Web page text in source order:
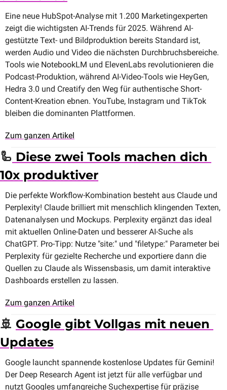
Eine neue HubSpot-Analyse mit 1.200 Marketingexperten
zeigt die wichtigsten AI-Trends für 2025. Während AI-
gestützte Text- und Bildproduktion bereits Standard ist,
werden Audio und Video die nächsten Durchbruchsbereiche.
Tools wie NotebookLM und ElevenLabs revolutionieren die
Podcast-Produktion, während AI-Video-Tools wie HeyGen,
Hedra 3.0 und Creatify den Weg für authentische Short-
Content-Kreation ebnen. YouTube, Instagram und TikTok
bleiben die dominanten Plattformen.
Zum ganzen Artikel
🦾 Diese zwei Tools machen dich
10x produktiver
Die perfekte Workflow-Kombination besteht aus Claude und
Perplexity! Claude brilliert mit menschlich klingenden Texten,
Datenanalysen und Mockups. Perplexity ergänzt das ideal
mit aktuellen Online-Daten und besserer AI-Suche als
ChatGPT. Pro-Tipp: Nutze "site:" und "filetype:" Parameter bei
Perplexity für gezielte Recherche und exportiere dann die
Quellen zu Claude als Wissensbasis, um damit interaktive
Dashboards erstellen zu lassen.
Zum ganzen Artikel
🚢 Google gibt Vollgas mit neuen
Updates
Google launcht spannende kostenlose Updates für Gemini!
Der Deep Research Agent ist jetzt für alle verfügbar und
nutzt Googles umfangreiche Suchexpertise für präzise